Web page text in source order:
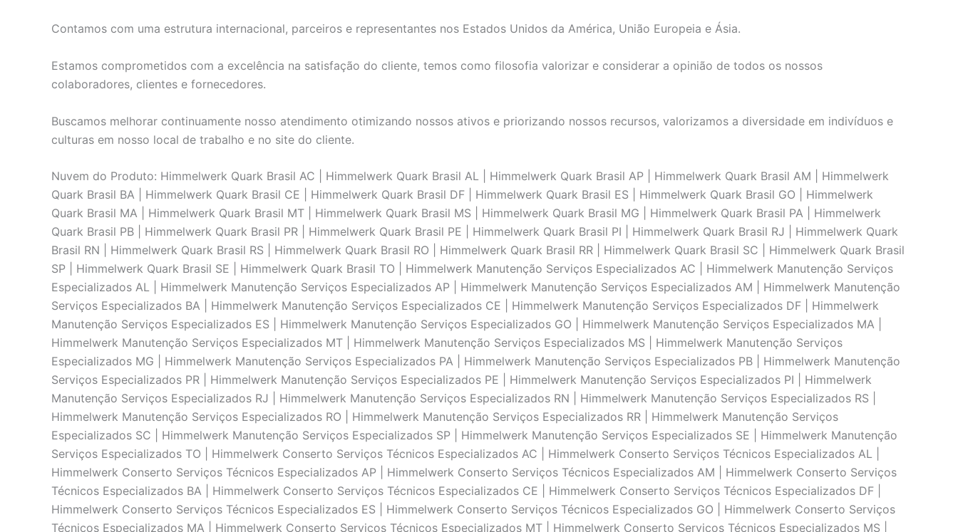
Contamos com uma estrutura internacional, parceiros e representantes nos Estados Unidos da América, União Europeia e Ásia.
Estamos comprometidos com a excelência na satisfação do cliente, temos como filosofia valorizar e considerar a opinião de todos os nossos
colaboradores, clientes e fornecedores.
Buscamos melhorar continuamente nosso atendimento otimizando nossos ativos e priorizando nossos recursos, valorizamos a diversidade em indivíduos e
culturas em nosso local de trabalho e no site do cliente.
Nuvem do Produto: Himmelwerk Quark Brasil AC | Himmelwerk Quark Brasil AL | Himmelwerk Quark Brasil AP | Himmelwerk Quark Brasil AM | Himmelwerk
Quark Brasil BA | Himmelwerk Quark Brasil CE | Himmelwerk Quark Brasil DF | Himmelwerk Quark Brasil ES | Himmelwerk Quark Brasil GO | Himmelwerk
Quark Brasil MA | Himmelwerk Quark Brasil MT | Himmelwerk Quark Brasil MS | Himmelwerk Quark Brasil MG | Himmelwerk Quark Brasil PA | Himmelwerk
Quark Brasil PB | Himmelwerk Quark Brasil PR | Himmelwerk Quark Brasil PE | Himmelwerk Quark Brasil PI | Himmelwerk Quark Brasil RJ | Himmelwerk Quark
Brasil RN | Himmelwerk Quark Brasil RS | Himmelwerk Quark Brasil RO | Himmelwerk Quark Brasil RR | Himmelwerk Quark Brasil SC | Himmelwerk Quark Brasil
SP | Himmelwerk Quark Brasil SE | Himmelwerk Quark Brasil TO | Himmelwerk Manutenção Serviços Especializados AC | Himmelwerk Manutenção Serviços
Especializados AL | Himmelwerk Manutenção Serviços Especializados AP | Himmelwerk Manutenção Serviços Especializados AM | Himmelwerk Manutenção
Serviços Especializados BA | Himmelwerk Manutenção Serviços Especializados CE | Himmelwerk Manutenção Serviços Especializados DF | Himmelwerk
Manutenção Serviços Especializados ES | Himmelwerk Manutenção Serviços Especializados GO | Himmelwerk Manutenção Serviços Especializados MA |
Himmelwerk Manutenção Serviços Especializados MT | Himmelwerk Manutenção Serviços Especializados MS | Himmelwerk Manutenção Serviços
Especializados MG | Himmelwerk Manutenção Serviços Especializados PA | Himmelwerk Manutenção Serviços Especializados PB | Himmelwerk Manutenção
Serviços Especializados PR | Himmelwerk Manutenção Serviços Especializados PE | Himmelwerk Manutenção Serviços Especializados PI | Himmelwerk
Manutenção Serviços Especializados RJ | Himmelwerk Manutenção Serviços Especializados RN | Himmelwerk Manutenção Serviços Especializados RS |
Himmelwerk Manutenção Serviços Especializados RO | Himmelwerk Manutenção Serviços Especializados RR | Himmelwerk Manutenção Serviços
Especializados SC | Himmelwerk Manutenção Serviços Especializados SP | Himmelwerk Manutenção Serviços Especializados SE | Himmelwerk Manutenção
Serviços Especializados TO | Himmelwerk Conserto Serviços Técnicos Especializados AC | Himmelwerk Conserto Serviços Técnicos Especializados AL |
Himmelwerk Conserto Serviços Técnicos Especializados AP | Himmelwerk Conserto Serviços Técnicos Especializados AM | Himmelwerk Conserto Serviços
Técnicos Especializados BA | Himmelwerk Conserto Serviços Técnicos Especializados CE | Himmelwerk Conserto Serviços Técnicos Especializados DF |
Himmelwerk Conserto Serviços Técnicos Especializados ES | Himmelwerk Conserto Serviços Técnicos Especializados GO | Himmelwerk Conserto Serviços
Técnicos Especializados MA | Himmelwerk Conserto Serviços Técnicos Especializados MT | Himmelwerk Conserto Serviços Técnicos Especializados MS |